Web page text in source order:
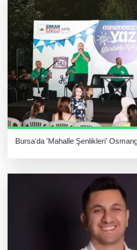
Bursa'da 'Mahalle Şenlikleri'